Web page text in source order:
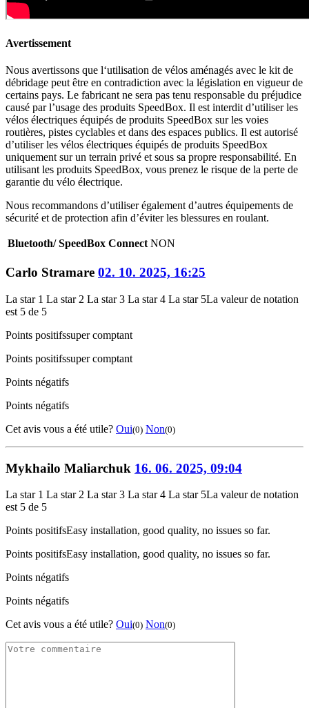
Avertissement
Nous avertissons que l‘utilisation de vélos aménagés avec le kit de
débridage peut être en contradiction avec la législation en vigueur de
certains pays. Le fabricant ne sera pas tenu responsable du préjudice
causé par l’usage des produits SpeedBox. Il est interdit d’utiliser les
vélos électriques équipés de produits SpeedBox sur les voies
routières, pistes cyclables et dans des espaces publics. Il est autorisé
d’utiliser les vélos électriques équipés de produits SpeedBox
uniquement sur un terrain privé et sous sa propre responsabilité. En
utilisant les produits SpeedBox, vous prenez le risque de la perte de
garantie du vélo électrique.
Nous recommandons d’utiliser également d’autres équipements de
sécurité et de protection afin d’éviter les blessures en roulant.
Bluetooth/ SpeedBox Connect NON
Carlo Stramare 02. 10. 2025, 16:25
La star 1 La star 2 La star 3 La star 4 La star 5La valeur de notation
est 5 de 5
Points positifssuper comptant
Points positifssuper comptant
Points négatifs
Points négatifs
Cet avis vous a été utile? Oui(0) Non(0)
Mykhailo Maliarchuk 16. 06. 2025, 09:04
La star 1 La star 2 La star 3 La star 4 La star 5La valeur de notation
est 5 de 5
Points positifsEasy installation, good quality, no issues so far.
Points positifsEasy installation, good quality, no issues so far.
Points négatifs
Points négatifs
Cet avis vous a été utile? Oui(0) Non(0)